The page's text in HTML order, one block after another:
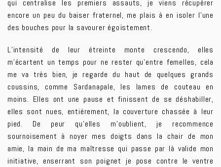
qui centralise les premiers assauts, je viens récupérer
encore un peu du baiser fraternel, me plais à en isoler l’une
des bouches pour la savourer égoïstement.
L’intensité de leur étreinte monte crescendo, elles
m’écartent un temps pour ne rester qu’entre femelles, cela
me va très bien, je regarde du haut de quelques grands
coussins, comme Sardanapale, les lames de couteau en
moins. Elles ont une pause et finissent de se déshabiller,
elles sont nues, entièrement, la couverture chassée à leur
pied. De peur qu’elles m’oublient, je recommence
sournoisement à noyer mes doigts dans la chair de mon
amie, la main de ma maîtresse qui passe par là valide mon
initiative, enserrant son poignet je pose contre le ventre